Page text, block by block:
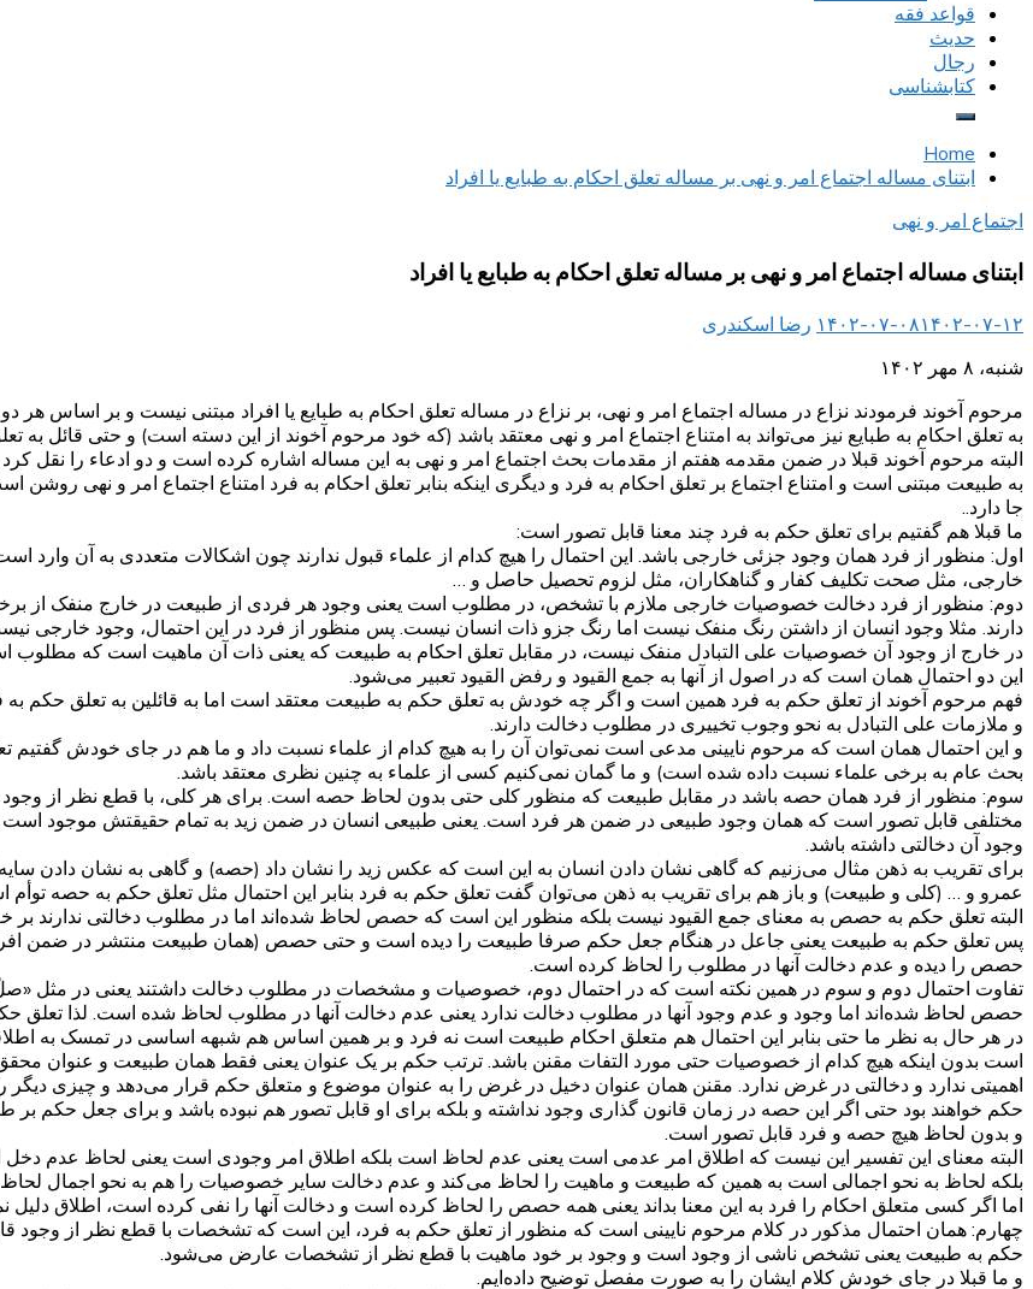
قواعد فقه
حدیث
رجال
کتابشناسی
Home
ابتنای مساله اجتماع امر و نهی بر مساله تعلق احکام به طبایع یا افراد
اجتماع امر و نهی
ابتنای مساله اجتماع امر و نهی بر مساله تعلق احکام به طبایع یا افراد
۱۴۰۲-۰۷-۰۸۱۴۰۲-۰۷-۱۲
رضا اسکندری
شنبه، ۸ مهر ۱۴۰۲
مرحوم آخوند فرمودند نزاع در مساله اجتماع امر و نهی، بر نزاع در مساله تعلق احکام به طبایع یا افراد مبتنی نیست و بر اساس هر
به تعلق احکام به طبایع نیز می‌تواند به امتناع اجتماع امر و نهی معتقد باشد (که خود مرحوم آخوند از این دسته است) و حتی قائل به
البته مرحوم آخوند قبلا در ضمن مقدمه هفتم از مقدمات بحث اجتماع امر و نهی به این مساله اشاره کرده است و دو ادعاء را نقل
به طبیعت مبتنی است و امتناع اجتماع بر تعلق احکام به فرد و دیگری اینکه بنابر تعلق احکام به فرد امتناع اجتماع امر و نهی روشن
جا دارد..
ما قبلا هم گفتیم برای تعلق حکم به فرد چند معنا قابل تصور است:
اول: منظور از فرد همان وجود جزئی خارجی باشد. این احتمال را هیچ کدام از علماء قبول ندارند چون اشکالات متعددی به آن وارد
خارجی، مثل صحت تکلیف کفار و گناهکاران، مثل لزوم تحصیل حاصل و …
دوم: منظور از فرد دخالت خصوصیات خارجی ملازم با تشخص، در مطلوب است یعنی وجود هر فردی از طبیعت در خارج منفک از
دارند. مثلا وجود انسان از داشتن رنگ منفک نیست اما رنگ جزو ذات انسان نیست. پس منظور از فرد در این احتمال، وجود
در خارج از وجود آن خصوصیات علی التبادل منفک نیست، در مقابل تعلق احکام به طبیعت که یعنی ذات آن ماهیت است که مطلوب
این دو احتمال همان است که در اصول از آنها به جمع القیود و رفض القیود تعبیر می‌شود.
فهم مرحوم آخوند از تعلق حکم به فرد همین است و اگر چه خودش به تعلق حکم به طبیعت معتقد است اما به قائلین به تعلق
و ملازمات علی التبادل به نحو وجوب تخییری در مطلوب دخالت دارند.
و این احتمال همان است که مرحوم نایینی مدعی است نمی‌توان آن را به هیچ کدام از علماء نسبت داد و ما هم در جای خودش گفتیم
بحث عام به برخی علماء نسبت داده شده است) و ما گمان نمی‌کنیم کسی از علماء به چنین نظری معتقد باشد.
سوم: منظور از فرد همان حصه باشد در مقابل طبیعت که منظور کلی حتی بدون لحاظ حصه است. برای هر کلی، با قطع نظر از
مختلفی قابل تصور است که همان وجود طبیعی در ضمن هر فرد است. یعنی طبیعی انسان در ضمن زید به تمام حقیقتش موجود
وجود آن دخالتی داشته باشد.
برای تقریب به ذهن مثال می‌زنیم که گاهی نشان دادن انسان به این است که عکس زید را نشان داد (حصه) و گاهی به نشان دادن
عمرو و … (کلی و طبیعت) و باز هم برای تقریب به ذهن می‌توان گفت تعلق حکم به فرد بنابر این احتمال مثل تعلق حکم به حصه توأم
البته تعلق حکم به حصص به معنای جمع القیود نیست بلکه منظور این است که حصص لحاظ شده‌اند اما در مطلوب دخالتی ندارند
پس تعلق حکم به طبیعت یعنی جاعل در هنگام جعل حکم صرفا طبیعت را دیده است و حتی حصص (همان طبیعت منتشر در ضمن
حصص را دیده و عدم دخالت آنها در مطلوب را لحاظ کرده است.
تفاوت احتمال دوم و سوم در همین نکته است که در احتمال دوم، خصوصیات و مشخصات در مطلوب دخالت داشتند یعنی در مثل
حصص لحاظ شده‌اند اما وجود و عدم وجود آنها در مطلوب دخالت ندارد یعنی عدم دخالت آنها در مطلوب لحاظ شده است. لذا تعلق
در هر حال به نظر ما حتی بنابر این احتمال هم متعلق احکام طبیعت است نه فرد و بر همین اساس هم شبهه‌ اساسی در تمسک به
است بدون اینکه هیچ کدام از خصوصیات حتی مورد التفات مقنن باشد. ترتب حکم بر یک عنوان یعنی فقط همان طبیعت و عنوان
اهمیتی ندارد و دخالتی در غرض ندارد. مقنن همان عنوان دخیل در غرض را به عنوان موضوع و متعلق حکم قرار می‌دهد و چیزی دیگر
حکم خواهند بود حتی اگر این حصه در زمان قانون گذاری وجود نداشته و بلکه برای او قابل تصور هم نبوده باشد و برای جعل
و بدون لحاظ هیچ حصه و فرد قابل تصور است.
البته معنای این تفسیر این نیست که اطلاق امر عدمی است یعنی عدم لحاظ است بلکه اطلاق امر وجودی است یعنی لحاظ
بلکه لحاظ به نحو اجمالی است به همین که طبیعت و ماهیت را لحاظ می‌کند و عدم دخالت سایر خصوصیات را هم به نحو اجمال
اما اگر کسی متعلق احکام را فرد به این معنا بداند یعنی همه حصص را لحاظ کرده است و دخالت آنها را نفی کرده‌ است، اطلاق
چهارم: همان احتمال مذکور در کلام مرحوم نایینی است که منظور از تعلق حکم به فرد، این است که تشخصات با قطع نظر از
حکم به طبیعت یعنی تشخص ناشی از وجود است و وجود بر خود ماهیت با قطع نظر از تشخصات عارض می‌شود.
و ما قبلا در جای خودش کلام ایشان را به صورت مفصل توضیح داده‌ایم.